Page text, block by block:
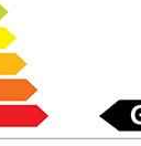
其它认证咨询
ECTN电子货物